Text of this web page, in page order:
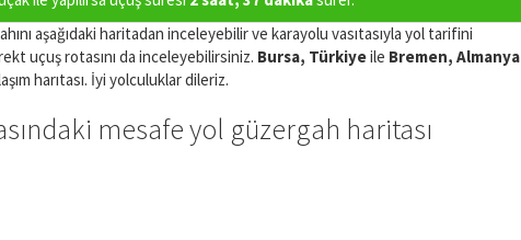
aşağıdaki haritadan inceleyebilir ve karayolu vasıtasıyla yol tarifini
uçuş rotasını da inceleyebilirsiniz. Bursa, Türkiyeile Bremen, Almanya
harıtası. İyi yolculuklar dileriz.
mesafe yol güzergah haritası